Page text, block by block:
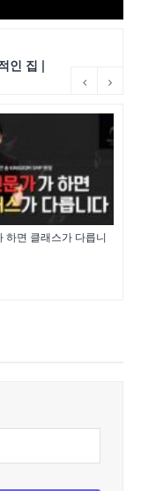
인 집 |
하면 클래스가 다릅니